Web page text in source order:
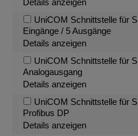
Details anzeigen
UniCOM Schnittstelle für
Eingänge / 5 Ausgänge
Details anzeigen
UniCOM Schnittstelle für
Analogausgang
Details anzeigen
UniCOM Schnittstelle für
Profibus DP
Details anzeigen